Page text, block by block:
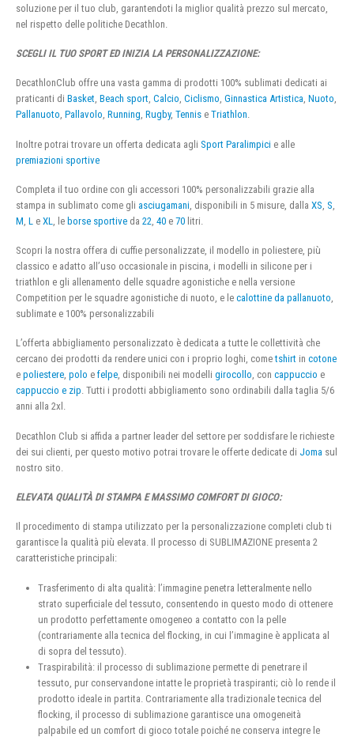
soluzione per il tuo club, garantendoti la miglior qualità prezzo sul mercato,
nel rispetto delle politiche Decathlon.
SCEGLI IL TUO SPORT ED INIZIA LA PERSONALIZZAZIONE:
DecathlonClub offre una vasta gamma di prodotti 100% sublimati dedicati ai
praticanti di Basket, Beach sport, Calcio, Ciclismo, Ginnastica Artistica, Nuoto,
Pallanuoto, Pallavolo, Running, Rugby, Tennis e Triathlon.
Inoltre potrai trovare un offerta dedicata agli Sport Paralimpici e alle
premiazioni sportive
Completa il tuo ordine con gli accessori 100% personalizzabili grazie alla
stampa in sublimato come gli asciugamani , disponibili in 5 misure, dalla XS S
M L e XL , le borse sportive da 22 40 e 70 litri.
Scopri la nostra offera di cuffie personalizzate, il modello in poliestere, più
classico e adatto all’uso occasionale in piscina, i modelli in silicone per i
triathlon e gli allenamento delle squadre agonistiche e nella versione
Competition per le squadre agonistiche di nuoto, e le calottine da pallanuoto,
sublimate e 100% personalizzabili
L’offerta abbigliamento personalizzato è dedicata a tutte le collettività che
cercano dei prodotti da rendere unici con i proprio loghi, cometshirt in cotone
e poliestere, polo e felpe, disponibili nei modelli girocollo, con cappuccio e
cappuccio e zip. Tutti i prodotti abbigliamento sono ordinabili dalla taglia 5/6
anni alla 2xl.
Decathlon Club si affida a partner leader del settore per soddisfare le richieste
dei sui clienti, per questo motivo potrai trovare le offerte dedicate di Joma sul
nostro sito.
ELEVATA QUALITÀ DI STAMPA E MASSIMO COMFORT DI GIOCO:
Il procedimento di stampa utilizzato per la personalizzazione completi club ti
garantisce la qualità più elevata. Il processo di SUBLIMAZIONE presenta 2
caratteristiche principali:
Trasferimento di alta qualità: l’immagine penetra letteralmente nello
strato superficiale del tessuto, consentendo in questo modo di ottenere
un prodotto perfettamente omogeneo a contatto con la pelle
(contrariamente alla tecnica del flocking, in cui l’immagine è applicata al
di sopra del tessuto).
Traspirabilità: il processo di sublimazione permette di penetrare il
tessuto, pur conservandone intatte le proprietà traspiranti; ciò lo rende il
prodotto ideale in partita. Contrariamente alla tradizionale tecnica del
flocking, il processo di sublimazione garantisce una omogeneità
palpabile ed un comfort di gioco totale poiché ne conserva integre le